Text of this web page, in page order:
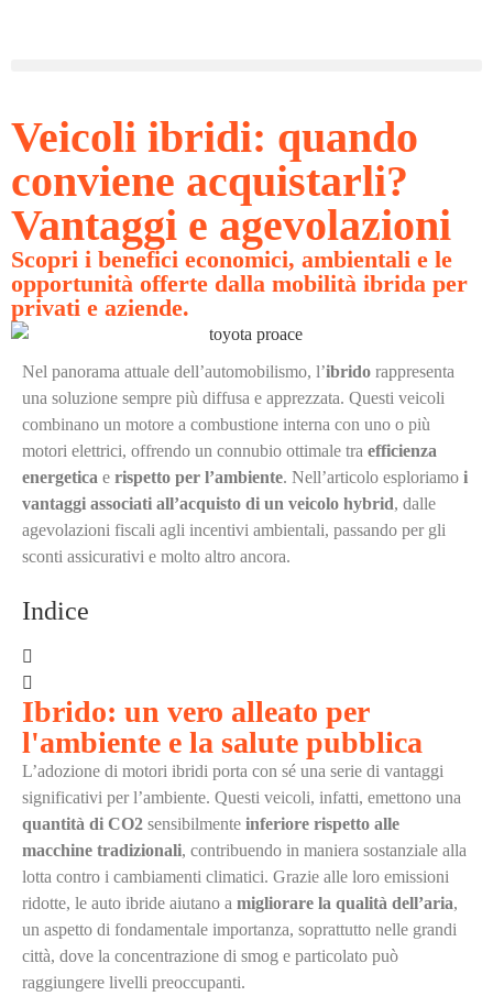
Veicoli ibridi: quando
conviene acquistarli?
Vantaggi e agevolazioni
Scopri i benefici economici, ambientali e le
opportunità offerte dalla mobilità ibrida per
privati e aziende.
Nel panorama attuale dell’automobilismo, l’ibrido rappresenta
una soluzione sempre più diffusa e apprezzata. Questi veicoli
combinano un motore a combustione interna con uno o più
motori elettrici, offrendo un connubio ottimale tra efficienza
energetica e rispetto per l’ambiente. Nell’articolo esploriamo i
vantaggi associati all’acquisto di un veicolo hybrid, dalle
agevolazioni fiscali agli incentivi ambientali, passando per gli
sconti assicurativi e molto altro ancora.
Indice
Ibrido: un vero alleato per
l'ambiente e la salute pubblica
L’adozione di motori ibridi porta con sé una serie di vantaggi
significativi per l’ambiente. Questi veicoli, infatti, emettono una
quantità di CO2 sensibilmente inferiore rispetto alle
macchine tradizionali, contribuendo in maniera sostanziale alla
lotta contro i cambiamenti climatici. Grazie alle loro emissioni
ridotte, le auto ibride aiutano a migliorare la qualità dell’aria,
un aspetto di fondamentale importanza, soprattutto nelle grandi
città, dove la concentrazione di smog e particolato può
raggiungere livelli preoccupanti.